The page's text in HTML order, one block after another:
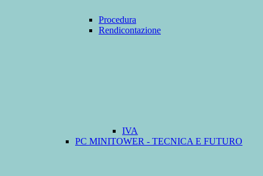
Procedura
Rendicontazione
IVA
PC MINITOWER - TECNICA E FUTURO